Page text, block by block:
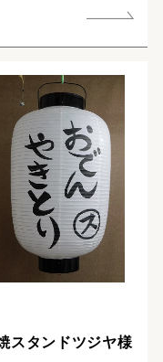
スタンドツジヤ様